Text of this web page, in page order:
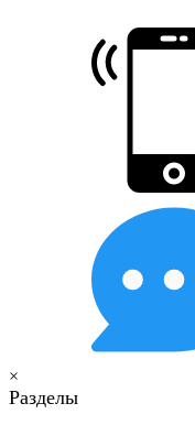
×
Разделы